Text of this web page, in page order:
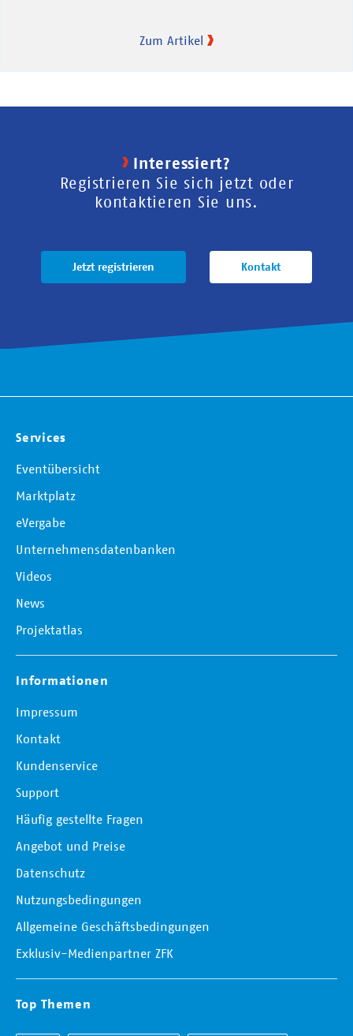
Zum Artikel
Interessiert?
Registrieren Sie sich jetzt oder
kontaktieren Sie uns.
Jetzt registrieren Kontakt
Services
Eventübersicht
Marktplatz
eVergabe
Unternehmensdatenbanken
Videos
News
Projektatlas
Informationen
Impressum
Kontakt
Kundenservice
Support
Häufig gestellte Fragen
Angebot und Preise
Datenschutz
Nutzungsbedingungen
Allgemeine Geschäftsbedingungen
Exklusiv-Medienpartner ZFK
Top Themen